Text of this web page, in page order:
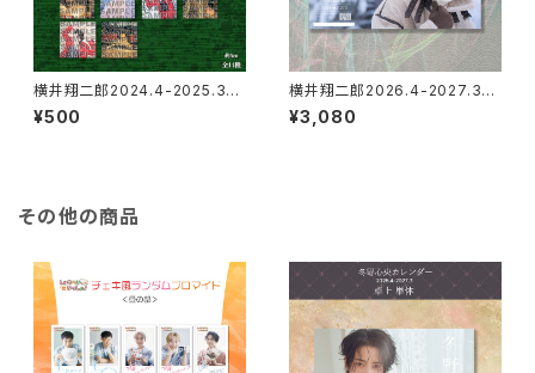
横井翔二郎2024.4-2025.3カ
レンダースクエアアクリルバッジ
（ランダム）
¥500
横井翔二郎2026.4-2027.3カ
レンダー（卓上）
¥3,080
その他の商品